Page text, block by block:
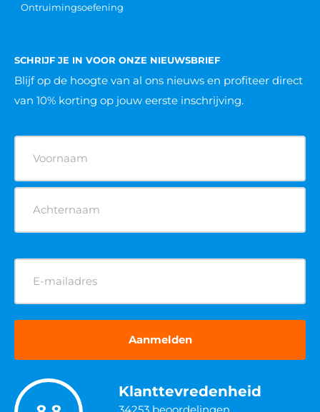
Ontruimingsoefening
SCHRIJF JE IN VOOR ONZE NIEUWSBRIEF
Blijf op de hoogte van al ons nieuws en profiteer direct
van 10% korting op jouw eerste inschrijving.
(Vereist)
E-
(Vereist)
Klanttevredenheid